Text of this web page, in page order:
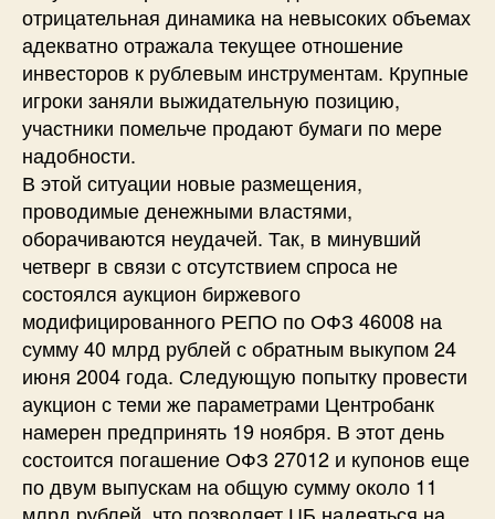
отрицательная динамика на невысоких объемах
адекватно отражала текущее отношение
инвесторов к рублевым инструментам. Крупные
игроки заняли выжидательную позицию,
участники помельче продают бумаги по мере
надобности.
В этой ситуации новые размещения,
проводимые денежными властями,
оборачиваются неудачей. Так, в минувший
четверг в связи с отсутствием спроса не
состоялся аукцион биржевого
модифицированного РЕПО по ОФЗ 46008 на
сумму 40 млрд рублей с обратным выкупом 24
июня 2004 года. Следующую попытку провести
аукцион с теми же параметрами Центробанк
намерен предпринять 19 ноября. В этот день
состоится погашение ОФЗ 27012 и купонов еще
по двум выпускам на общую сумму около 11
млрд рублей, что позволяет ЦБ надеяться на